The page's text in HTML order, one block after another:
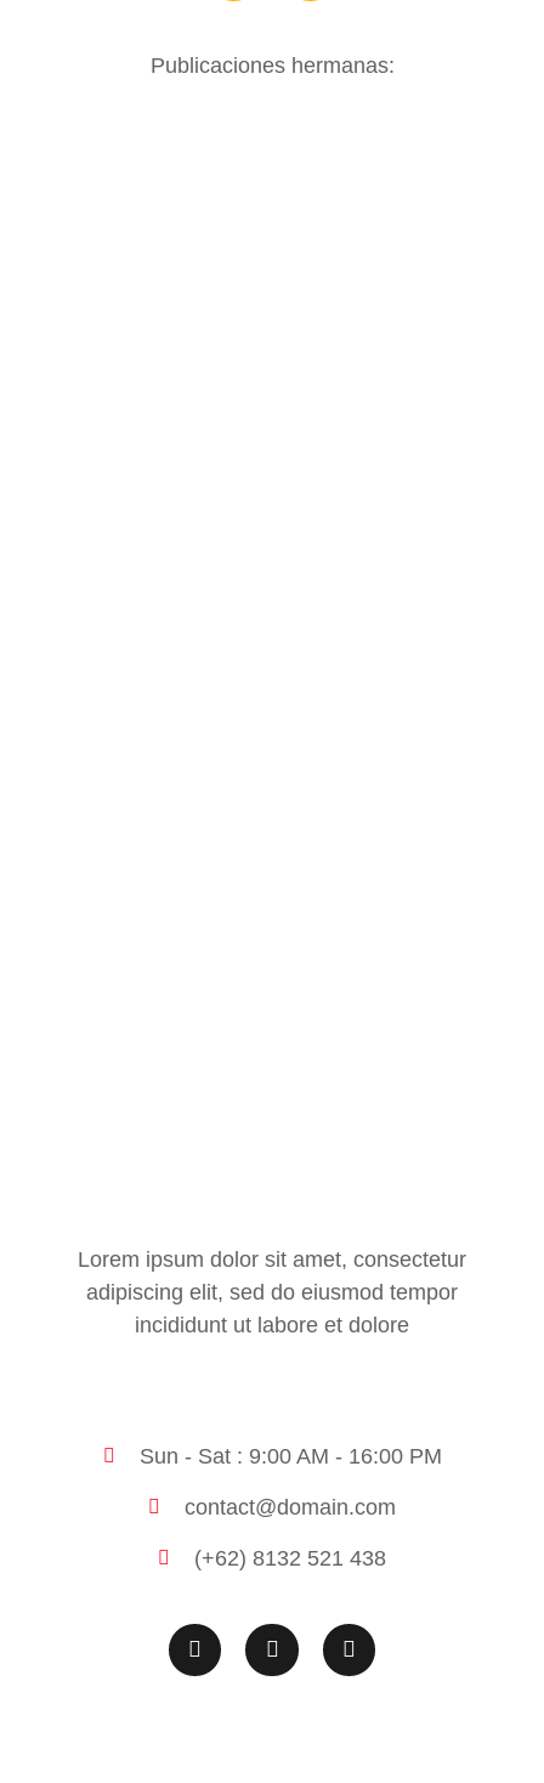
Publicaciones hermanas:
Lorem ipsum dolor sit amet, consectetur
adipiscing elit, sed do eiusmod tempor
incididunt ut labore et dolore
Sun - Sat : 9:00 AM - 16:00 PM
contact@domain.com
(+62) 8132 521 438